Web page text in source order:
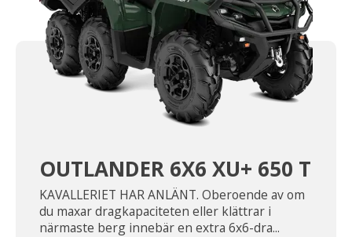
OUTLANDER 6X6 XU+ 650 T
KAVALLERIET HAR ANLÄNT. Oberoende av om
du maxar dragkapaciteten eller klättrar i
närmaste berg innebär en extra 6x6-dra...